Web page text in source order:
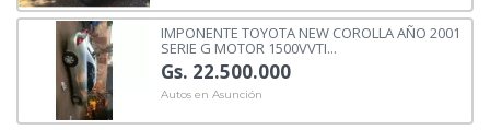
IMPONENTE TOYOTA NEW COROLLA AÑO 2001
SERIE G MOTOR 1500VVTI...
Gs. 22.500.000
Autos en Asunción